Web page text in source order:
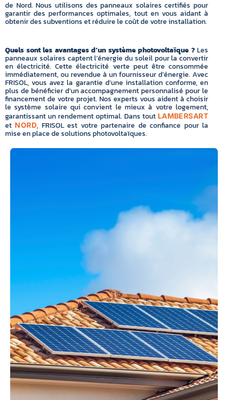
de Nord. Nous utilisons des panneaux solaires certifiés pour
garantir des performances optimales, tout en vous aidant à
obtenir des subventions et réduire le coût de votre installation.
Quels sont les avantages d’un système photovoltaïque ?Les
panneaux solaires captent l’énergie du soleil pour la convertir
en électricité. Cette électricité verte peut être consommée
immédiatement, ou revendue à un fournisseur d’énergie. Avec
FRISOL, vous avez la garantie d’une installation conforme, en
plus de bénéficier d’un accompagnement personnalisé pour le
financement de votre projet. Nos experts vous aident à choisir
le système solaire qui convient le mieux à votre logement,
garantissant un rendement optimal. Dans tout LAMBERSART
et NORD, FRISOL est votre partenaire de confiance pour la
mise en place de solutions photovoltaïques.